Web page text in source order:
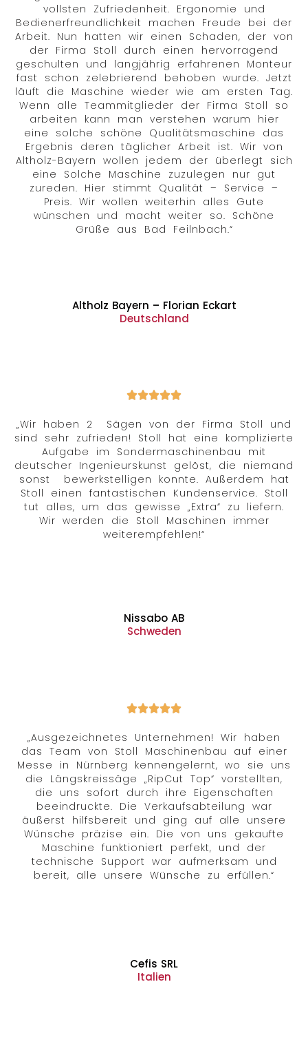
vollsten Zufriedenheit. Ergonomie und
Bedienerfreundlichkeit machen Freude bei der
Arbeit. Nun hatten wir einen Schaden, der von
der Firma Stoll durch einen hervorragend
geschulten und langjährig erfahrenen Monteur
fast schon zelebrierend behoben wurde. Jetzt
läuft die Maschine wieder wie am ersten Tag.
Wenn alle Teammitglieder der Firma Stoll so
arbeiten kann man verstehen warum hier
eine solche schöne Qualitätsmaschine das
Ergebnis deren täglicher Arbeit ist. Wir von
Altholz-Bayern wollen jedem der überlegt sich
eine Solche Maschine zuzulegen nur gut
zureden. Hier stimmt Qualität – Service –
Preis. Wir wollen weiterhin alles Gute
wünschen und macht weiter so. Schöne
Grüße aus Bad Feilnbach.“
Altholz Bayern – Florian Eckart
Deutschland
„Wir haben 2 Sägen von der Firma Stoll und
sind sehr zufrieden! Stoll hat eine komplizierte
Aufgabe im Sondermaschinenbau mit
deutscher Ingenieurskunst gelöst, die niemand
sonst bewerkstelligen konnte. Außerdem hat
Stoll einen fantastischen Kundenservice. Stoll
tut alles, um das gewisse „Extra“ zu liefern.
Wir werden die Stoll Maschinen immer
weiterempfehlen!“
Nissabo AB
Schweden
„Ausgezeichnetes Unternehmen! Wir haben
das Team von Stoll Maschinenbau auf einer
Messe in Nürnberg kennengelernt, wo sie uns
die Längskreissäge „RipCut Top“ vorstellten,
die uns sofort durch ihre Eigenschaften
beeindruckte. Die Verkaufsabteilung war
äußerst hilfsbereit und ging auf alle unsere
Wünsche präzise ein. Die von uns gekaufte
Maschine funktioniert perfekt, und der
technische Support war aufmerksam und
bereit, alle unsere Wünsche zu erfüllen.“
Cefis SRL
Italien